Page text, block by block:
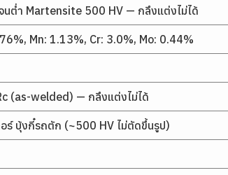
จนต่ำ Martensite 500 HV — กลึงแต่งไม่ได้
Mn: 1.13%, Cr: 3.0%, Mo: 0.44%
(as-welded) — กลึงแต่งไม่ได้
ร์ บุ้งกี๋รถตัก (~500 HV ไม่ตัดขึ้นรูป)